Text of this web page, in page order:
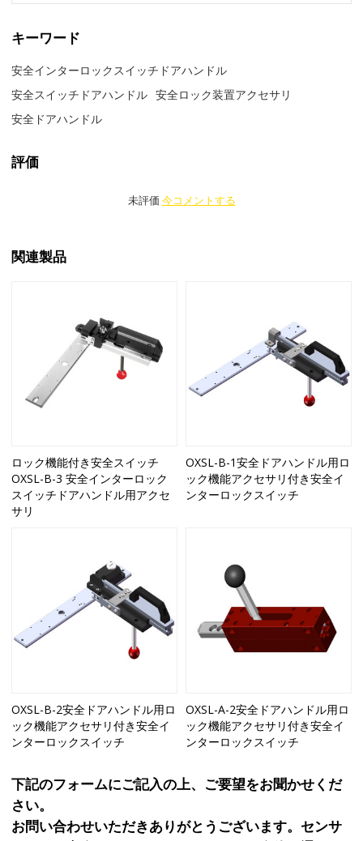
キーワード
安全インターロックスイッチドアハンドル
安全スイッチドアハンドル 安全ロック装置アクセサリ
安全ドアハンドル
評価
未評価 今コメントする
関連製品
ロック機能付き安全スイッチ
OXSL-B-3 安全インターロック
スイッチドアハンドル用アクセ
サリ
OXSL-B-1安全ドアハンドル用ロ
ック機能アクセサリ付き安全イ
ンターロックスイッチ
OXSL-B-2安全ドアハンドル用ロ
ック機能アクセサリ付き安全イ
ンターロックスイッチ
OXSL-A-2安全ドアハンドル用ロ
ック機能アクセサリ付き安全イ
ンターロックスイッチ
下記のフォームにご記入の上、ご要望をお聞かせくだ
さい。
お問い合わせいただきありがとうございます。センサ